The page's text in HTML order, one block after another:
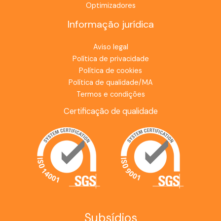
Optimizadores
Informação jurídica
Aviso legal
Política de privacidade
Política de cookies
Política de qualidade/MA
Termos e condições
Certificação de qualidade
Subsídios